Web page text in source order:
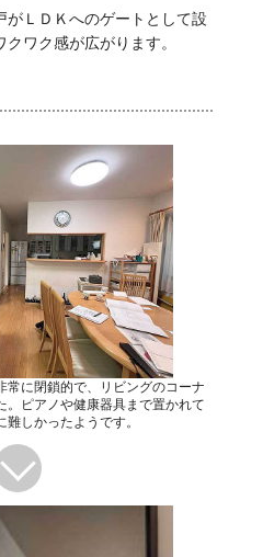
がＬＤＫへのゲートとして設
ワク感が広がります。
常に閉鎖的で、リビングのコーナ
。ピアノや健康器具まで置かれて
しかったようです。